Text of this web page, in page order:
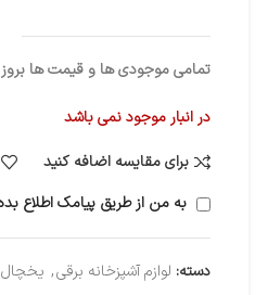
تمامی موجودی ها و قیمت ها بروز
در انبار موجود نمی باشد
برای مقایسه اضافه کنید
به من از طریق پیامک اطلاع
دسته: لوازم آشپزخانه برقی, یخچال